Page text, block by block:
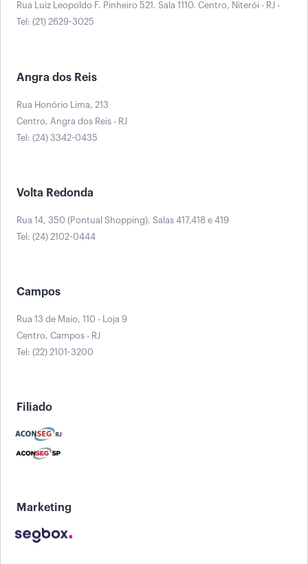
Rua Luiz Leopoldo F. Pinheiro 521. Sala 1110. Centro, Niterói - RJ -
Tel: (21) 2629-3025
Angra dos Reis
Rua Honório Lima, 213
Centro, Angra dos Reis - RJ
Tel: (24) 3342-0435
Volta Redonda
Rua 14, 350 (Pontual Shopping). Salas 417,418 e 419
Tel: (24) 2102-0444
Campos
Rua 13 de Maio, 110 - Loja 9
Centro, Campos - RJ
Tel: (22) 2101-3200
Filiado
Marketing